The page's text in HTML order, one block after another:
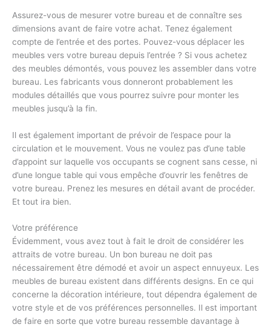
Assurez-vous de mesurer votre bureau et de connaître ses
dimensions avant de faire votre achat. Tenez également
compte de l’entrée et des portes. Pouvez-vous déplacer les
meubles vers votre bureau depuis l’entrée ? Si vous achetez
des meubles démontés, vous pouvez les assembler dans votre
bureau. Les fabricants vous donneront probablement les
modules détaillés que vous pourrez suivre pour monter les
meubles jusqu’à la fin.
Il est également important de prévoir de l’espace pour la
circulation et le mouvement. Vous ne voulez pas d’une table
d’appoint sur laquelle vos occupants se cognent sans cesse, ni
d’une longue table qui vous empêche d’ouvrir les fenêtres de
votre bureau. Prenez les mesures en détail avant de procéder.
Et tout ira bien.
Votre préférence
Évidemment, vous avez tout à fait le droit de considérer les
attraits de votre bureau. Un bon bureau ne doit pas
nécessairement être démodé et avoir un aspect ennuyeux. Les
meubles de bureau existent dans différents designs. En ce qui
concerne la décoration intérieure, tout dépendra également de
votre style et de vos préférences personnelles. Il est important
de faire en sorte que votre bureau ressemble davantage à